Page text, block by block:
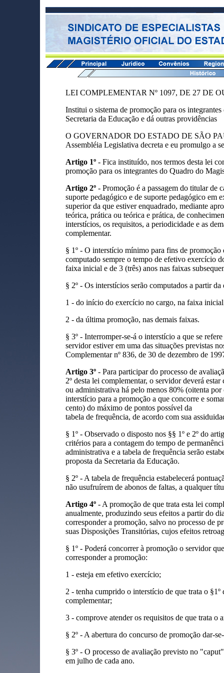
LEI COMPLEMENTAR Nº 1097, DE 27 DE
Institui o sistema de promoção para os
Secretaria da Educação e dá outras providências
O GOVERNADOR DO ESTADO DE SÃO
Assembléia Legislativa decreta e eu promulgo a
Artigo 1º- Fica instituído, nos termos desta lei
promoção para os integrantes do Quadro do
Artigo 2º- Promoção é a passagem do titular de
suporte pedagógico e de suporte pedagógico em
superior da que estiver enquadrado, mediante
teórica, prática ou teórica e prática, de
interstícios, os requisitos, a periodicidade e as
complementar.
§ 1º - O interstício mínimo para fins de
computado sempre o tempo de efetivo exercício
faixa inicial e de 3 (três) anos nas faixas
§ 2º - Os interstícios serão computados a partir da
1 - do início do exercício no cargo, na faixa
2 - da última promoção, nas demais faixas.
§ 3º - Interromper-se-á o interstício a que se
servidor estiver em uma das situações previstas
Complementar nº 836, de 30 de dezembro de
Artigo 3º - Para participar do processo de
2º desta lei complementar, o servidor deverá
ou administrativa há pelo menos 80% (oitenta
interstício para a promoção a que concorre e
cento) do máximo de pontos possível da
tabela de frequência, de acordo com sua
§ 1º - Observado o disposto nos §§ 1º e 2º do
critérios para a contagem do tempo de
administrativa e a tabela de frequência serão
proposta da Secretaria da Educação.
§ 2º - A tabela de frequência estabelecerá
não usufruírem de abonos de faltas, a qualquer
Artigo 4º- A promoção de que trata esta lei
anualmente, produzindo seus efeitos a partir do
corresponder a promoção, salvo no processo de
suas Disposições Transitórias, cujos efeitos
§ 1º - Poderá concorrer à promoção o servidor
corresponder a promoção:
1 - esteja em efetivo exercício;
2 - tenha cumprido o interstício de que trata o §1º
complementar;
3 - comprove atender os requisitos de que trata o
§ 2º - A abertura do concurso de promoção dar-
§ 3º - O processo de avaliação previsto no
em julho de cada ano.